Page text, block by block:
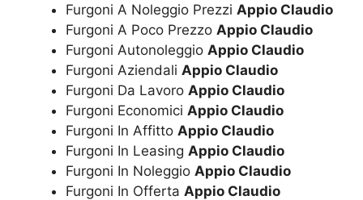
Furgoni A Noleggio Prezzi Appio Claudio
Furgoni A Poco Prezzo Appio Claudio
Furgoni Autonoleggio Appio Claudio
Furgoni Aziendali Appio Claudio
Furgoni Da Lavoro Appio Claudio
Furgoni Economici Appio Claudio
Furgoni In Affitto Appio Claudio
Furgoni In Leasing Appio Claudio
Furgoni In Noleggio Appio Claudio
Furgoni In Offerta Appio Claudio